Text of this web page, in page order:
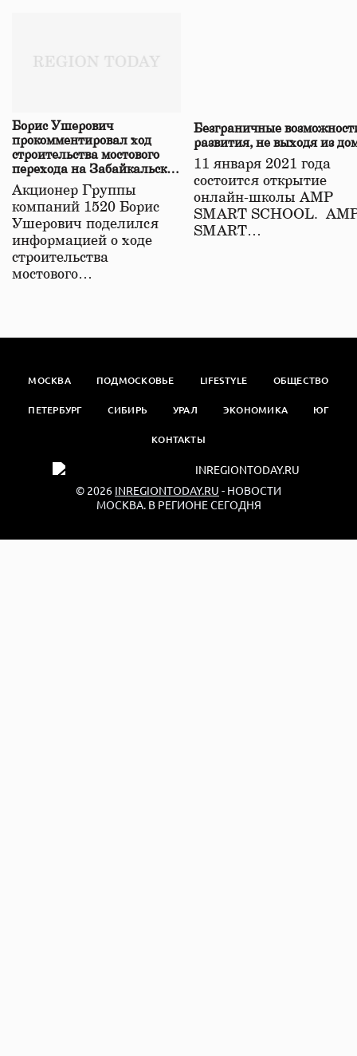
Борис Ушерович
прокомментировал ход
строительства мостового
перехода на Забайкальской
железной дороге
Акционер Группы
компаний 1520 Борис
Ушерович поделился
информацией о ходе
строительства
мостового…
Безграничные
развития, не выходя из
11 января 2021 года
состоится открытие
онлайн-школы АМР
SMART SCHOOL.
SMART…
МОСКВА ПОДМОСКОВЬЕ LIFESTYLE ОБЩЕСТВО
ПЕТЕРБУРГ СИБИРЬ УРАЛ ЭКОНОМИКА ЮГ
КОНТАКТЫ
© 2026 INREGIONTODAY.RU - НОВОСТИ
МОСКВА. В РЕГИОНЕ СЕГОДНЯ